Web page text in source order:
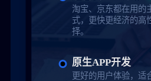
淘宝、京东都在用的
式，更快更经济的高
择。
原生APP开发
更好的用户体验，适